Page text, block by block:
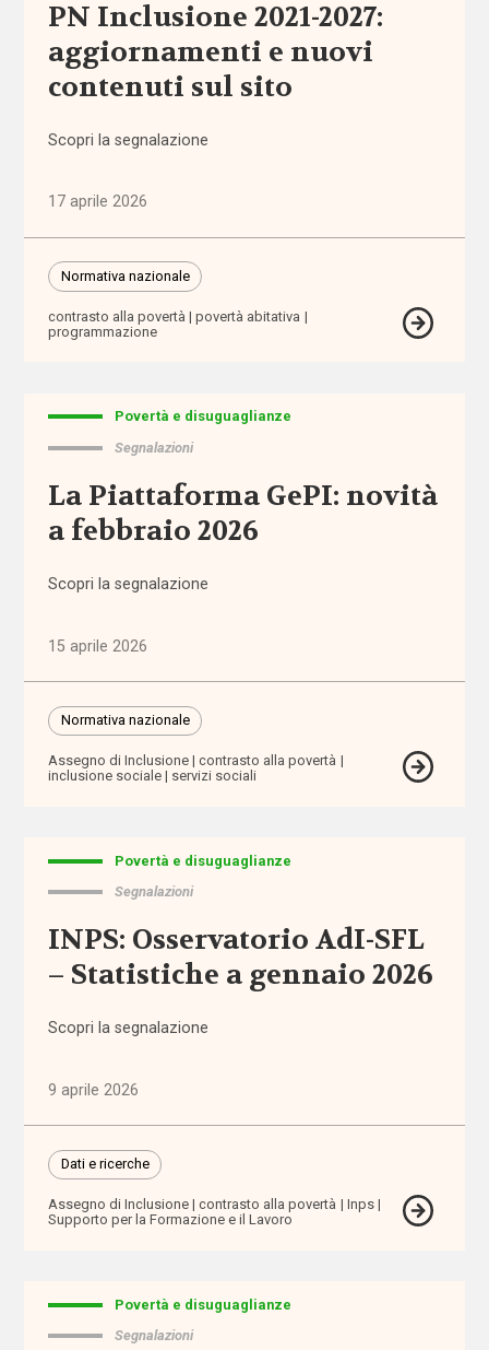
accomodamenti
ragionevoli
accreditamento
Acli
Acri
ADI
adolescenti
internazionale
affido
AgID
agricoltura
Alleanza
povertà
Alleanza
l'infanzia
allontanamento
alunni
stranieri
Alzheimer
ambito
PN Inclusione 2021-2027:
aggiornamenti e nuovi
contenuti sul sito
Scopri la segnalazione
17 aprile 2026
Normativa nazionale
contrasto alla povertà
povertà abitativa
programmazione
Povertà e disuguaglianze
Segnalazioni
La Piattaforma GePI: novità
a febbraio 2026
Scopri la segnalazione
15 aprile 2026
Normativa nazionale
Assegno di Inclusione
contrasto alla povertà
inclusione sociale
servizi sociali
Povertà e disuguaglianze
Segnalazioni
INPS: Osservatorio AdI-SFL
– Statistiche a gennaio 2026
Scopri la segnalazione
9 aprile 2026
Dati e ricerche
Assegno di Inclusione contrasto alla povertà
Inps
Supporto per la Formazione e il Lavoro
Povertà e disuguaglianze
Segnalazioni